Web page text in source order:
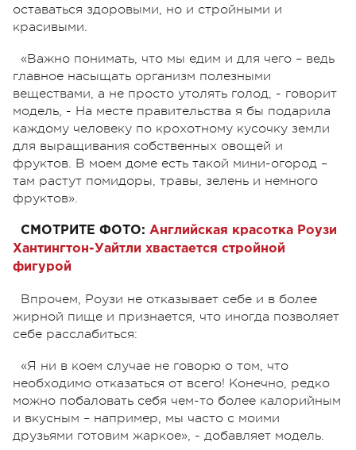
оставаться здоровыми, но и стройными и
красивыми.
«Важно понимать, что мы едим и для чего – ведь
главное насыщать организм полезными
веществами, а не просто утолять голод, - говорит
модель, - На месте правительства я бы подарила
каждому человеку по крохотному кусочку земли
для выращивания собственных овощей и
фруктов. В моем доме есть такой мини-огород –
там растут помидоры, травы, зелень и немного
фруктов».
СМОТРИТЕ ФОТО: Английская красотка Роузи
Хантингтон-Уайтли хвастается стройной
фигурой
Впрочем, Роузи не отказывает себе и в более
жирной пище и признается, что иногда позволяет
себе расслабиться:
«Я ни в коем случае не говорю о том, что
необходимо отказаться от всего! Конечно, редко
можно побаловать себя чем-то более калорийным
и вкусным – например, мы часто с моими
друзьями готовим жаркое», - добавляет модель.